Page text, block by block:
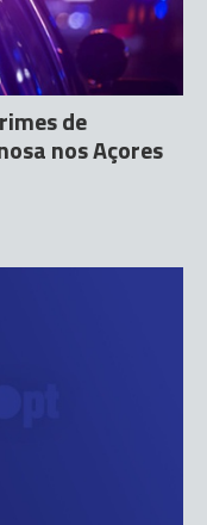
de
nos Açores